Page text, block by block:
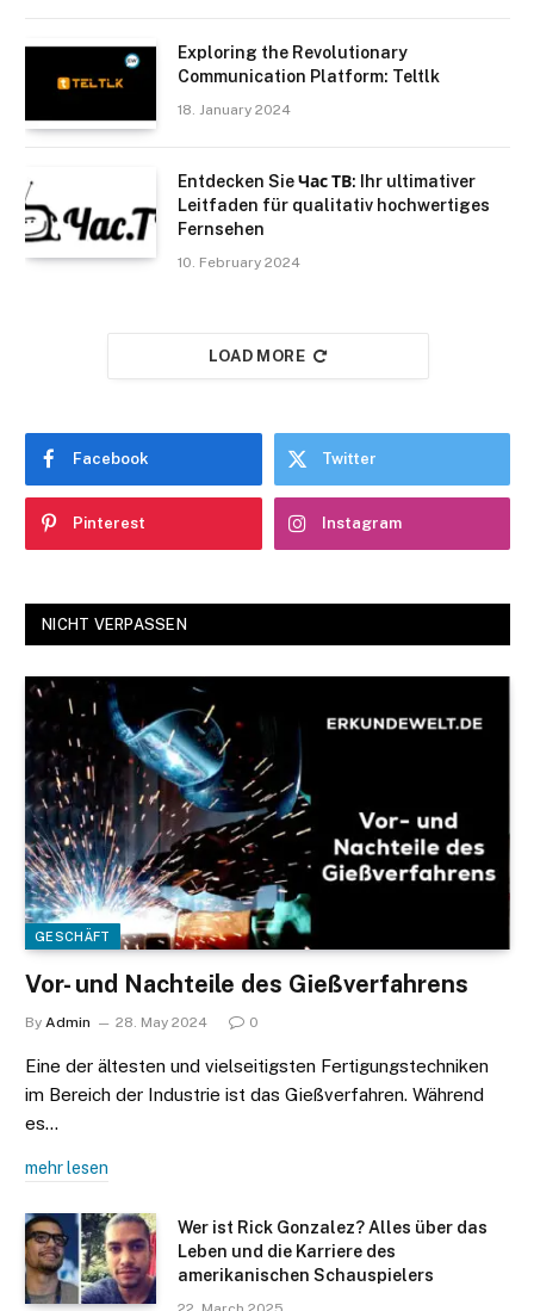
Exploring the Revolutionary
Communication Platform: Teltlk
18. January 2024
Entdecken Sie Час ТВ: Ihr ultimativer
Leitfaden für qualitativ hochwertiges
Fernsehen
10. February 2024
LOAD MORE
Facebook Twitter
Pinterest Instagram
NICHT VERPASSEN
GESCHÄFT
Vor- und Nachteile des Gießverfahrens
By Admin 28. May 2024 0
Eine der ältesten und vielseitigsten Fertigungstechniken
im Bereich der Industrie ist das Gießverfahren. Während
es…
mehr lesen
Wer ist Rick Gonzalez? Alles über das
Leben und die Karriere des
amerikanischen Schauspielers